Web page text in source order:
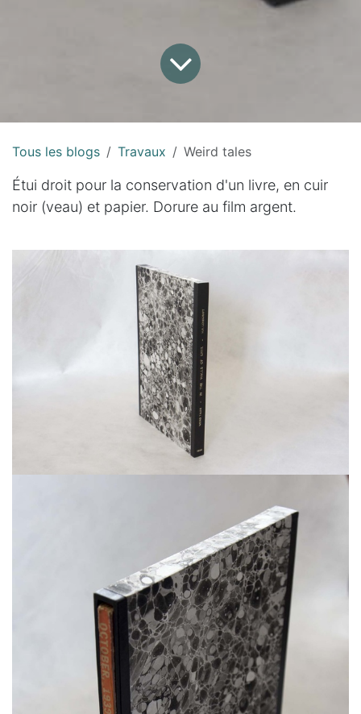
Tous les blogs Travaux Weird tales
Étui droit pour la conservation d'un livre, en cuir
noir (veau) et papier. Dorure au film argent.